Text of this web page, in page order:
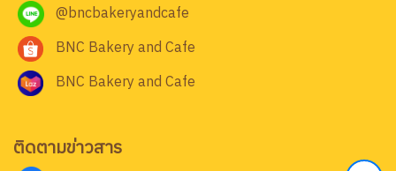
@bncbakeryandcafe
BNC Bakery and Cafe
BNC Bakery and Cafe
ติดตามข่าวสาร